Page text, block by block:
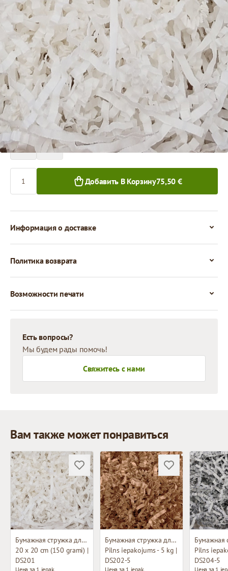
Размер:
Pilns iepakojums - 5 kg
Материал:
бумага, 4 мм
Товар нельзя получить в пункте выдачи.
Цена за 1 упаковку
75,50 €
1+ уп.
Добавить В Корзину75,50 €
Информация о доставке
Политика возврата
Возможности печати
Есть вопросы?
Мы будем рады помочь!
Свяжитесь с нами
Вам также может понравиться
Бумажная стружка для декорирования
20 x 20 cm (150 grami) |
DS201
Цена за 1 iepak.
Бумажная стружка для декорирования
Pilns iepakojums - 5 kg |
DS202-5
Цена за 1 iepak.
Pilns
DS204-5
Цена за 1